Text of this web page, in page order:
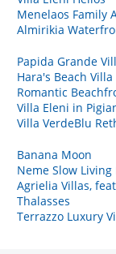
Menelaos Family
Almirikia
Papida Grande
Hara's Beach Villa
Romantic
Villa Eleni in
Villa VerdeBlu
Banana Moon
Neme Slow Living
Agrielia Villas,
Thalasses
Terrazzo Luxury